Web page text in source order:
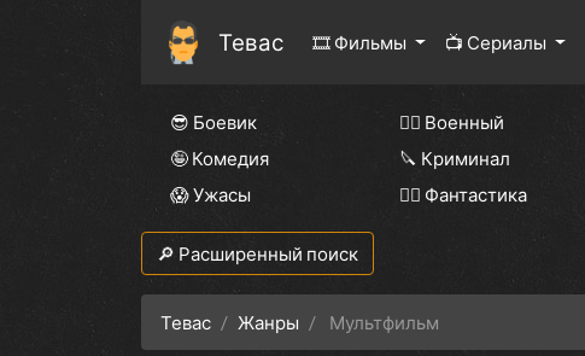
Тевас 🎞 Фильмы 📺 Сериалы
😎 Боевик 👨‍✈️ Военный
🤪 Комедия
🔪 Криминал
😱 Ужасы
🧙‍♀️ Фантастика
🔎 Расширенный поиск
Тевас Жанры Мультфильм